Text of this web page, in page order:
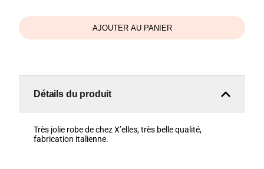
AJOUTER AU PANIER
Détails du produit
Très jolie robe de chez X’elles, très belle qualité,
fabrication italienne.